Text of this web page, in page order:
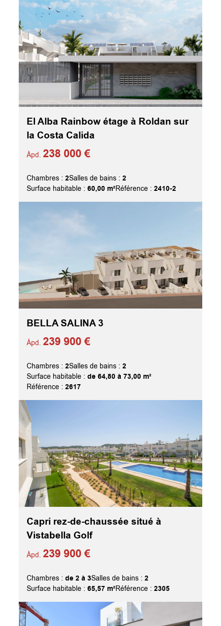
El Alba Rainbow étage à Roldan sur
la Costa Calida
Àpd.238 000 €
Chambres :2Salles de bains :2
Surface habitable :60,00 m²Référence :2410-2
BELLA SALINA 3
Àpd.239 900 €
Chambres :2Salles de bains :2
Surface habitable :de 64,80 à 73,00 m²
Référence :2617
Capri rez-de-chaussée situé à
Vistabella Golf
Àpd.239 900 €
Chambres :de 2 à 3Salles de bains :2
Surface habitable :65,57 m²Référence :2305